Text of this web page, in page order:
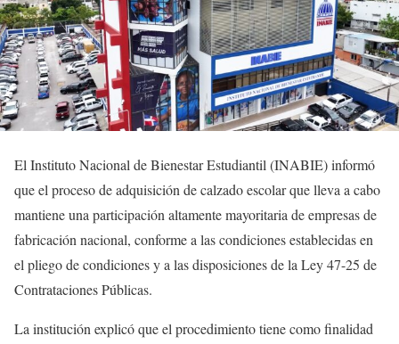
El Instituto Nacional de Bienestar Estudiantil (INABIE) informó
que el proceso de adquisición de calzado escolar que lleva a cabo
mantiene una participación altamente mayoritaria de empresas de
fabricación nacional, conforme a las condiciones establecidas en
el pliego de condiciones y a las disposiciones de la Ley 47-25 de
Contrataciones Públicas.
La institución explicó que el procedimiento tiene como finalidad